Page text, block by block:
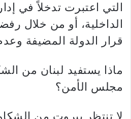
التي اعتبرت تدخلاً في
الداخلية، أو من خلال
قرار الدولة المضيفة
ماذا يستفيد لبنان من
مجلس الأمن؟
لا تنتظر بيروت من